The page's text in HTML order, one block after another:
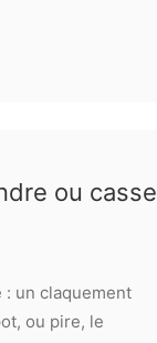
ou casse
: un claquement
ou pire, le